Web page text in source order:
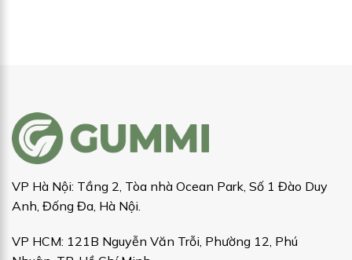
VP Hà Nội: Tầng 2, Tòa nhà Ocean Park, Số 1 Đào Duy
Anh, Đống Đa, Hà Nội.
VP HCM: 121B Nguyễn Văn Trỗi, Phường 12, Phú